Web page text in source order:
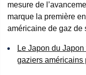
mesure de
marque la première
américaine de gaz de
Le Japon du
gaziers américains